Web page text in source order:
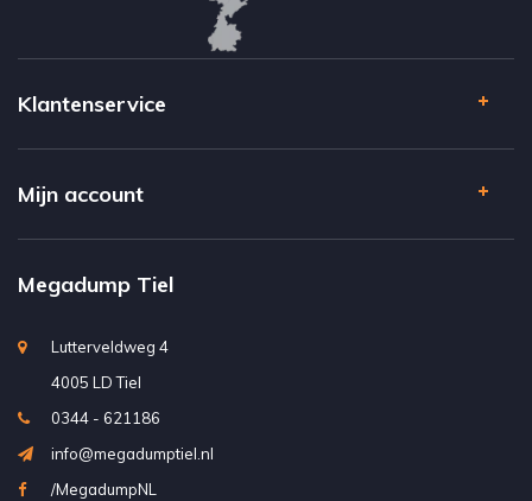
Klantenservice
Mijn account
Megadump Tiel
Lutterveldweg 4
4005 LD Tiel
0344 - 621186
info@megadumptiel.nl
/MegadumpNL